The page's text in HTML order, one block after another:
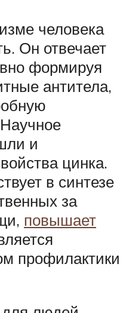
человека
Он отвечает
формируя
антитела,
и
цинка.
в синтезе
за
повышает
профилактики